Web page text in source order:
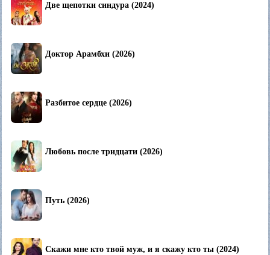
Две щепотки синдура (2024)
Доктор Арамбхи (2026)
Разбитое сердце (2026)
Любовь после тридцати (2026)
Путь (2026)
Скажи мне кто твой муж, и я скажу кто ты (2024)